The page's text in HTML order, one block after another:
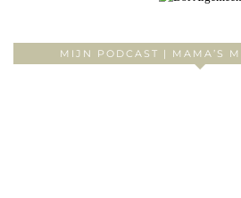
MIJN PODCAST | MAMA’S